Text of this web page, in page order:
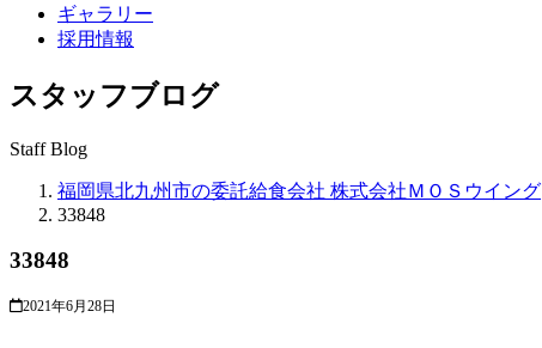
ギャラリー
採用情報
スタッフブログ
Staff Blog
福岡県北九州市の委託給食会社 株式会社ＭＯＳウイング
33848
33848
2021年6月28日